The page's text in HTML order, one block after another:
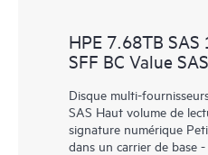
HPE 7.68TB
SFF BC Value
Disque multi-
SAS Haut volume de
signature numérique
dans un carrier de base